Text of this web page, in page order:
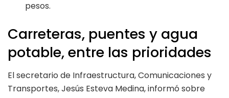
pesos.
Carreteras, puentes y agua
potable, entre las prioridades
El secretario de Infraestructura, Comunicaciones y
Transportes, Jesús Esteva Medina, informó sobre